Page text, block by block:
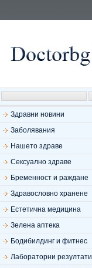
Здравни новини
Заболявания
Нашето здраве
Сексуално здраве
Бременност и раждане
Здравословно хранене
Естетична медицина
Зелена аптека
Бодибилдинг и фитнес
Лабораторни резултати